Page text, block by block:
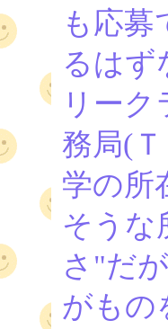
も応募
るはず
リー
務局(
学の所
そうな
さ"だ
がもの